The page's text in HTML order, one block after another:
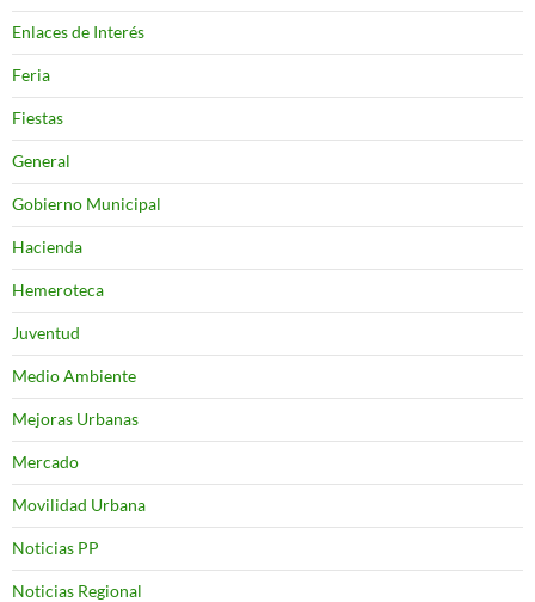
Enlaces de Interés
Feria
Fiestas
General
Gobierno Municipal
Hacienda
Hemeroteca
Juventud
Medio Ambiente
Mejoras Urbanas
Mercado
Movilidad Urbana
Noticias PP
Noticias Regional